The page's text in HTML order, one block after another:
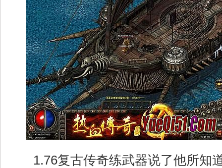
1.76复古传奇练武器说了他所知